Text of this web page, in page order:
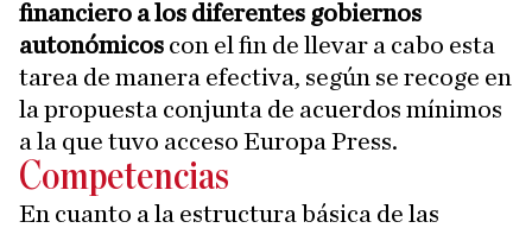
financiero a los diferentes gobiernos
autonómicos con el fin de llevar a cabo esta
tarea de manera efectiva, según se recoge en
la propuesta conjunta de acuerdos mínimos
a la que tuvo acceso Europa Press.
Competencias
En cuanto a la estructura básica de las